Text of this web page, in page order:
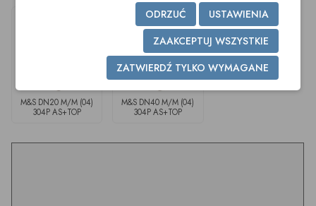
M&S DN20 M/M (04)
304P AS+TOP
M&S DN40 M/M (04)
304P AS+TOP
USTAWIENIA
ODRZUĆ
ZAAKCEPTUJ WSZYSTKIE
ZATWIERDŹ TYLKO WYMAGANE